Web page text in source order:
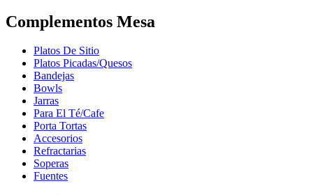
Complementos Mesa
Platos De Sitio
Platos Picadas/Quesos
Bandejas
Bowls
Jarras
Para El Té/Cafe
Porta Tortas
Accesorios
Refractarias
Soperas
Fuentes